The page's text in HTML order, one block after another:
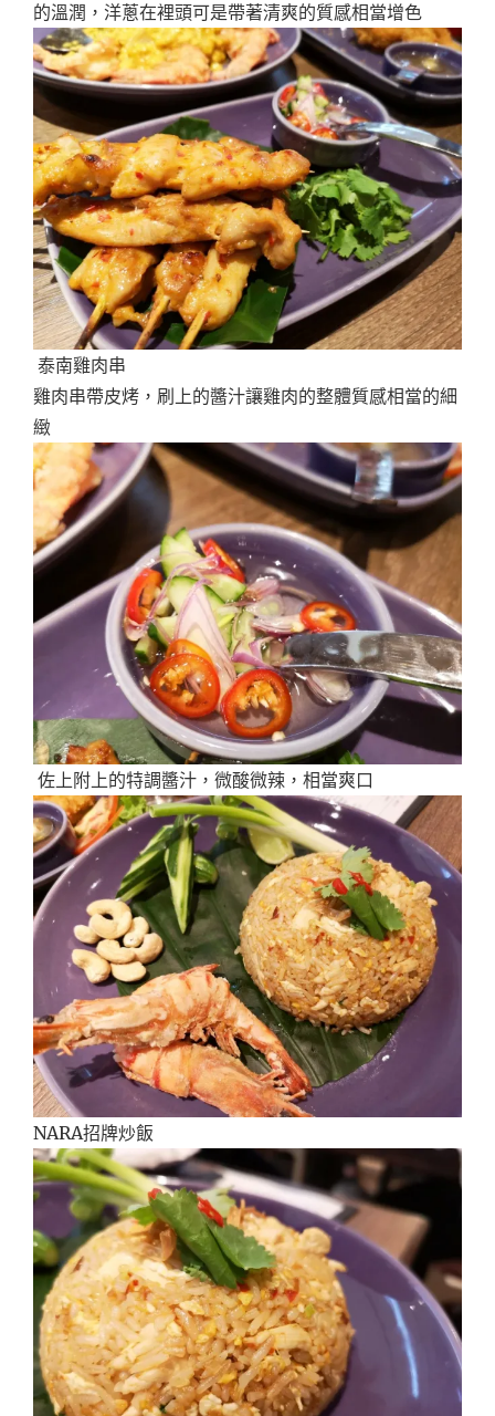
的溫潤，洋蔥在裡頭可是帶著清爽的質感相當增色
泰南雞肉串
雞肉串帶皮烤，刷上的醬汁讓雞肉的整體質感相當的細
緻
佐上附上的特調醬汁，微酸微辣，相當爽口
NARA招牌炒飯